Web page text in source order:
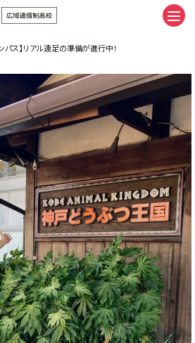
ら
ら
通学コース｜私だけの時間割
手厚いサポート | スクーリング
友だち、つくろうぜ。
（イベント | 部活 | FAMcampus | 制服）
ス
学費のご案内
授業料追納制度
パス】リアル遠足の準備が進行中！